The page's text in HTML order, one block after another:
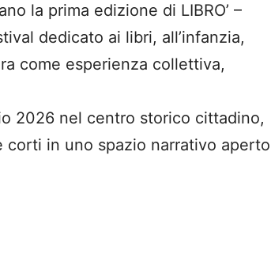
la prima edizione di LIBRO’ –
dedicato ai libri, all’infanzia,
come esperienza collettiva,
2026 nel centro storico cittadino,
in uno spazio narrativo aperto